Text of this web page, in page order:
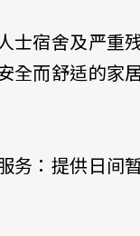
士宿舍及严重
全而舒适的家
务：提供日间